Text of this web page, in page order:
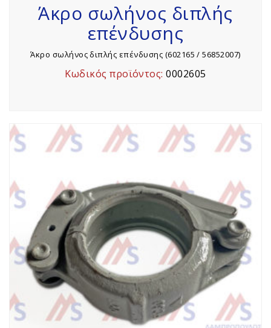
Άκρο σωλήνος διπλής
επένδυσης
Άκρο σωλήνος διπλής επένδυσης (602165 / 56852007)
Κωδικός προϊόντος:0002605